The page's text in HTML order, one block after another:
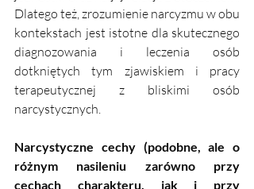
Dlatego też, zrozumienie narcyzmu w obu
kontekstach jest istotne dla skutecznego
diagnozowania i leczenia osób
dotkniętych tym zjawiskiem i pracy
terapeutycznej z bliskimi osób
narcystycznych.
Narcystyczne cechy (podobne, ale o
różnym nasileniu zarówno przy
cechach charakteru, jak i przy